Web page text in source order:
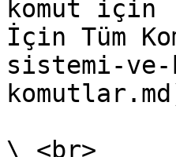
komut için
İçin Tüm
sistemi-